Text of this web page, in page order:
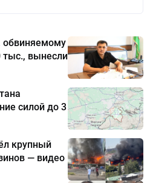
обвиняемому
тыс., вынесли
силой до 3
крупный
— видео